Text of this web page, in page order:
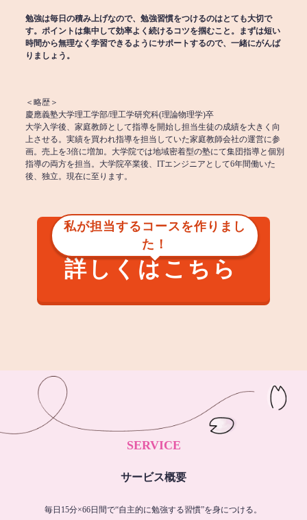
勉強は毎日の積み上げなので、勉強習慣をつけるのはとても大切で
す。ポイントは集中して効率よく続けるコツを掴むこと。まずは短い
時間から無理なく学習できるようにサポートするので、一緒にがんば
りましょう。
＜略歴＞
慶應義塾大学理工学部/理工学研究科(理論物理学)卒
大学入学後、家庭教師として指導を開始し担当生徒の成績を大きく向
上させる。実績を買われ指導を担当していた家庭教師会社の運営に参
画。売上を3倍に増加。大学院では地域密着型の塾にて集団指導と個別
指導の両方を担当。大学院卒業後、ITエンジニアとして6年間働いた
後、独立。現在に至ります。
私が担当するコースを作りまし
た！
詳しくはこちら
SERVICE
サービス概要
毎日15分×66日間で“自主的に勉強する習慣”を身につける。